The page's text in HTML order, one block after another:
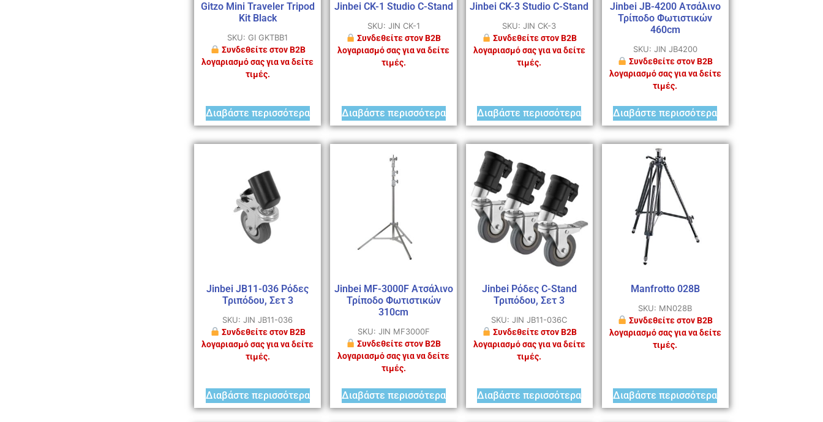
Gitzo Mini Traveler Tripod
Kit Black
SKU: GI GKTBB1
Συνδεθείτε στον B2B
λογαριασμό σας για να δείτε
τιμές.
Διαβάστε περισσότερα
Jinbei CK-1 Studio C-Stand
SKU: JIN CK-1
Συνδεθείτε στον B2B
λογαριασμό σας για να δείτε
τιμές.
Διαβάστε περισσότερα
Jinbei CK-3 Studio C-Stand
SKU: JIN CK-3
Συνδεθείτε στον B2B
λογαριασμό σας για να δείτε
τιμές.
Διαβάστε περισσότερα
Jinbei JB-4200 Ατσάλινο
Τρίποδο Φωτιστικών
460cm
SKU: JIN JB4200
Συνδεθείτε στον B2B
λογαριασμό σας για να δείτε
τιμές.
Διαβάστε περισσότερα
Jinbei JB11-036 Ρόδες
Τριπόδου, Σετ 3
SKU: JIN JB11-036
Συνδεθείτε στον B2B
λογαριασμό σας για να δείτε
τιμές.
Διαβάστε περισσότερα
Jinbei MF-3000F Ατσάλινο
Τρίποδο Φωτιστικών
310cm
SKU: JIN MF3000F
Συνδεθείτε στον B2B
λογαριασμό σας για να δείτε
τιμές.
Διαβάστε περισσότερα
Jinbei Ρόδες C-Stand
Τριπόδου, Σετ 3
SKU: JIN JB11-036C
Συνδεθείτε στον B2B
λογαριασμό σας για να δείτε
τιμές.
Διαβάστε περισσότερα
Manfrotto 028B
SKU: MN028B
Συνδεθείτε στον B2B
λογαριασμό σας για να δείτε
τιμές.
Διαβάστε περισσότερα